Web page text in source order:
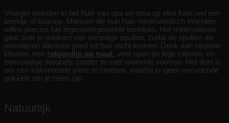
Vroeger stonden in het huis van opa en oma op elke kast wel een
beeldje of kaarsje. Mensen die hun huis minimalistisch inrichten,
willen precies het tegenovergestelde bereiken. Het minimalisme
gaat over je ontdoen van onnodige spullen, zodat de spullen die
overblijven allemaal goed tot hun recht komen. Denk aan neutrale
kleuren, een rolgordijn op maat , veel open en lege ruimtes, en
eenvoudige meubels zonder te veel vreemde vormen. Het doel is
om een kalmerende sfeer te creëren, waarbij er geen vervelende
prikkels om je heen zijn.
Natuurlijk